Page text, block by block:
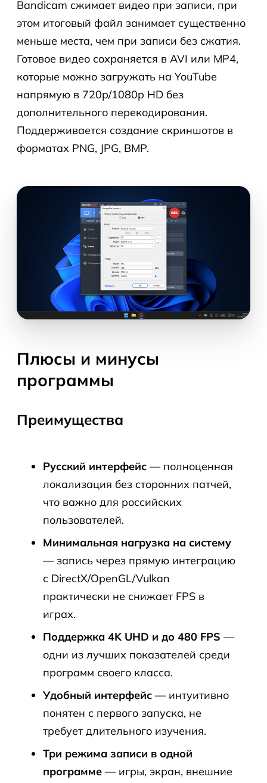
Bandicam сжимает видео при записи, при
этом итоговый файл занимает существенно
меньше места, чем при записи без сжатия.
Готовое видео сохраняется в AVI или MP4,
которые можно загружать на YouTube
напрямую в 720p/1080p HD без
дополнительного перекодирования.
Поддерживается создание скриншотов в
форматах PNG, JPG, BMP.
Плюсы и минусы
программы
Преимущества
Русский интерфейс — полноценная
локализация без сторонних патчей,
что важно для российских
пользователей.
Минимальная нагрузка на систему
— запись через прямую интеграцию
с DirectX/OpenGL/Vulkan
практически не снижает FPS в
играх.
Поддержка 4K UHD и до 480 FPS —
одни из лучших показателей среди
программ своего класса.
Удобный интерфейс — интуитивно
понятен с первого запуска, не
требует длительного изучения.
Три режима записи в одной
программе — игры, экран, внешние